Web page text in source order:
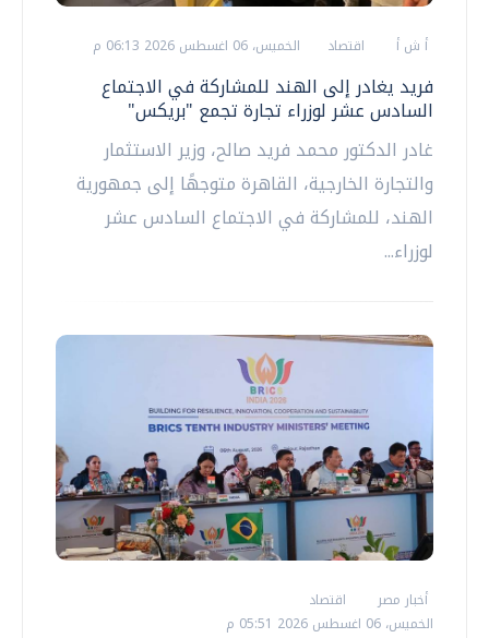
أ ش أ اقتصاد الخميس، 06 اغسطس 2026 06:13 م
فريد يغادر إلى الهند للمشاركة في الاجتماع
السادس عشر لوزراء تجارة تجمع "بريكس"
غادر الدكتور محمد فريد صالح، وزير الاستثمار
والتجارة الخارجية، القاهرة متوجهًا إلى جمهورية
الهند، للمشاركة في الاجتماع السادس عشر
لوزراء...
أخبار مصر
اقتصاد
الخميس، 06 اغسطس 2026 05:51 م